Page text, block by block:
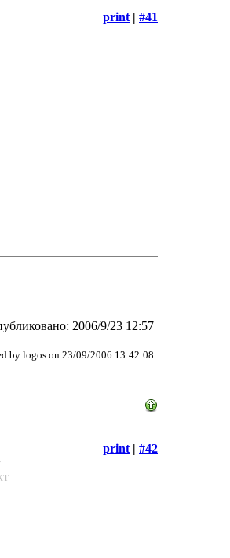
print | #41
2006/9/23 12:57
by logos on 23/09/2006 13:42:08
print | #42